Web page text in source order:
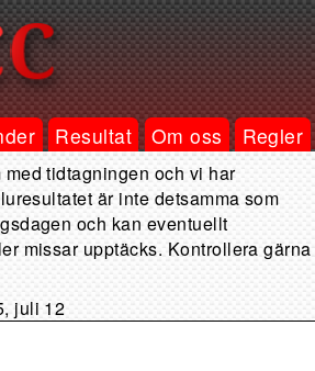
Resultat Om oss Regler
tidtagningen och vi har
är inte detsamma som
och kan eventuellt
missar upptäcks. Kontrollera gärna
juli 12